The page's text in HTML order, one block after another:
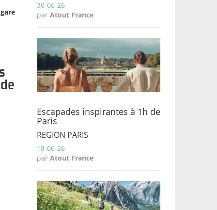
30-06-26
par Atout France
Escapades inspirantes à 1h de
Paris
REGION PARIS
18-06-26
par Atout France